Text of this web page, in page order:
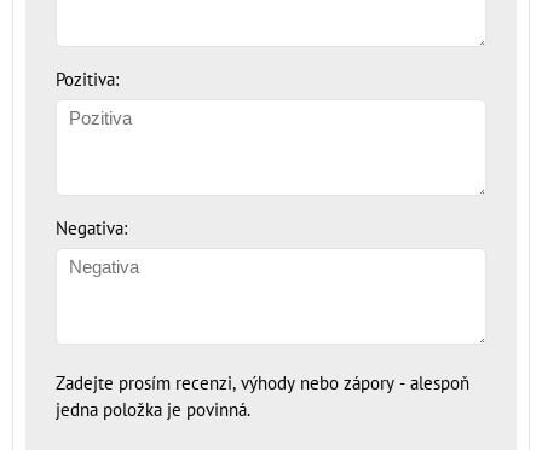
Pozitiva:
Negativa:
Zadejte prosím recenzi, výhody nebo zápory - alespoň
jedna položka je povinná.